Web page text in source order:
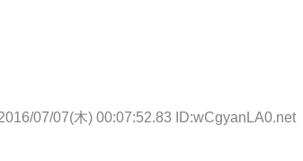
07/07(木) 00:07:52.83 ID:wCgyanLA0.net